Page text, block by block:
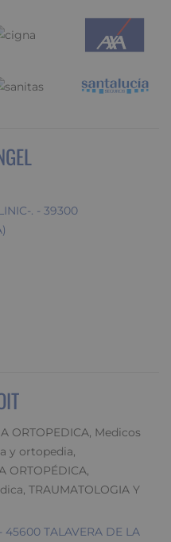
. - 39300
ORTOPEDICA, Medicos
y ortopedia,
ORTOPÉDICA,
TRAUMATOLOGIA Y
45600 TALAVERA DE LA